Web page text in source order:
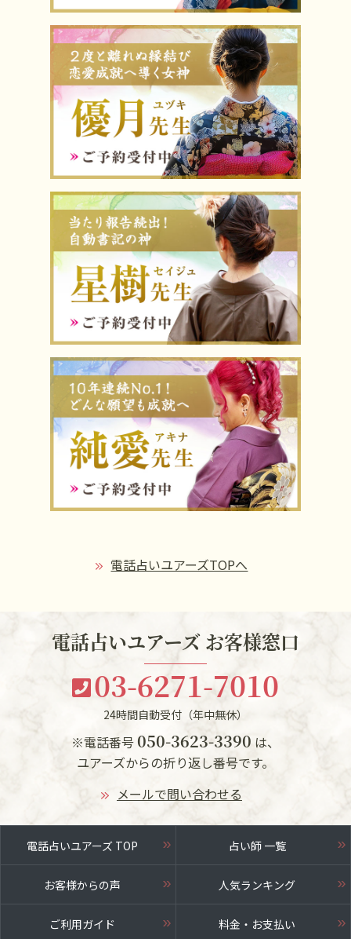
電話占いユアーズTOPへ
電話占いユアーズ お客様窓口
03-6271-7010
24時間自動受付（年中無休）
※電話番号 050-3623-3390 は、
ユアーズからの折り返し番号です。
メールで問い合わせる
電話占いユアーズ TOP 占い師 一覧
お客様からの声 人気ランキング
ご利用ガイド 料金・お支払い